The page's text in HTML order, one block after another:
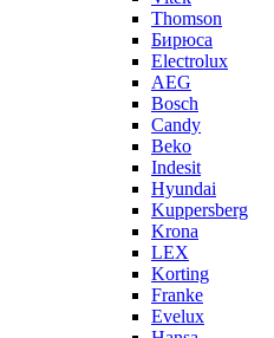
Thomson
Бирюса
Electrolux
AEG
Bosch
Candy
Beko
Indesit
Hyundai
Kuppersberg
Krona
LEX
Korting
Franke
Evelux